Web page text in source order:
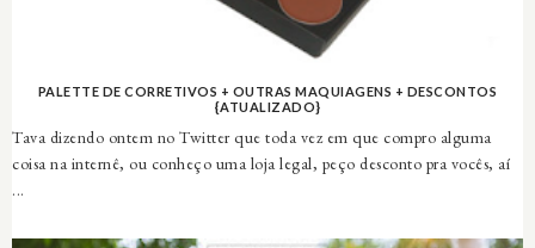
PALETTE DE CORRETIVOS + OUTRAS MAQUIAGENS + DESCONTOS
{ATUALIZADO}
Tava dizendo ontem no Twitter que toda vez em que compro alguma
coisa na internê, ou conheço uma loja legal, peço desconto pra vocês, aí
...